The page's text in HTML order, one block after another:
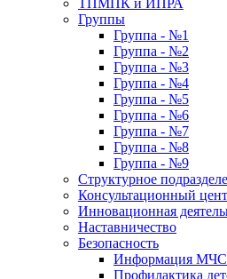
ТПМПК и ИПРА
Группы
Группа - №1
Группа - №2
Группа - №3
Группа - №4
Группа - №5
Группа - №6
Группа - №7
Группа - №8
Группа - №9
Структурное
Консультационный
Инновационная
Наставничество
Безопасность
Информация МЧС
Профилактика